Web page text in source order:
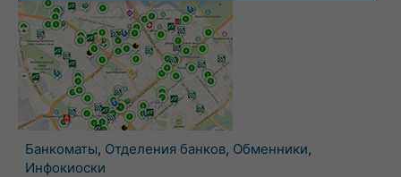
Банкоматы, Отделения банков, Обменники,
Инфокиоски